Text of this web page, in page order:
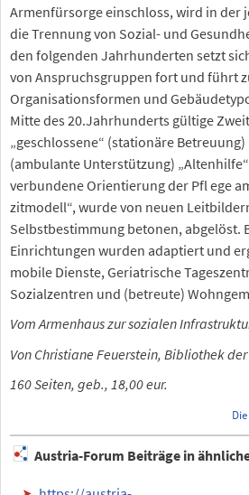
Armenfürsorge einschloss, wird in der
die Trennung von Sozial- und
den folgenden Jahrhunderten setzt
von Anspruchsgruppen fort und führt
Organisationsformen und
Mitte des 20.Jahrhunderts gültige
„geschlossene“ (stationäre Betreuung)
(ambulante Unterstützung)
verbundene Orientierung der Pfl ege
zitmodell“, wurde von neuen
Selbstbestimmung betonen, abgelöst.
Einrichtungen wurden adaptiert und
mobile Dienste, Geriatrische
Sozialzentren und (betreute)
Vom Armenhaus zur sozialen
Von Christiane Feuerstein, Bibliothek
160 Seiten, geb., 18,00 eur.
Austria-Forum Beiträge in